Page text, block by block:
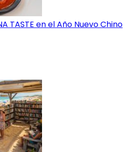
TASTE en el Año Nuevo Chino